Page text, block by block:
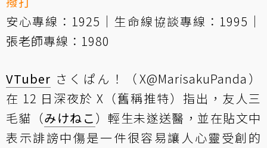
安心專線：1925｜生命線協談專線：1995｜
張老師專線：1980
VTuber さくぱん！（X@MarisakuPanda）
在 12 日深夜於 X（舊稱推特）指出，友人三
毛貓（みけねこ）輕生未遂送醫，並在貼文中
表示誹謗中傷是一件很容易讓人心靈受創的